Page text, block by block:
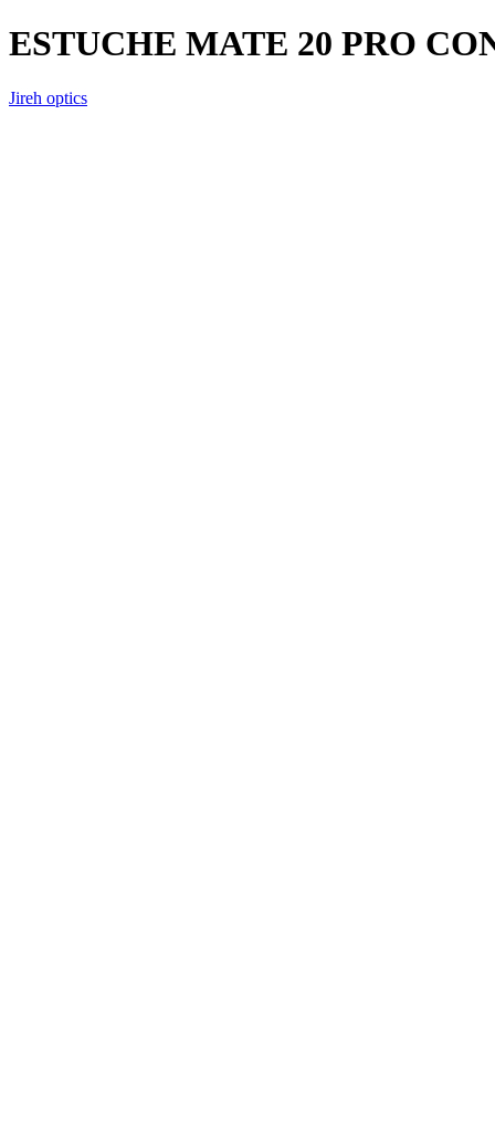
ESTUCHE MATE 20 PRO
Jireh optics